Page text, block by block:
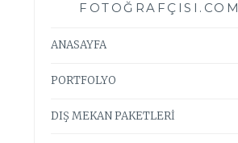
FOTOĞRAFÇISI.COM
ANASAYFA
PORTFOLYO
DIŞ MEKAN PAKETLERİ